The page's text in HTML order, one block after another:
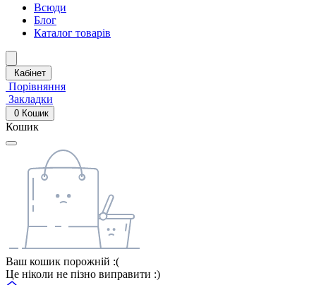
Всюди
Блог
Каталог товарів
Кабінет
Порівняння
Закладки
0 Кошик
Кошик
Ваш кошик порожній :(
Це ніколи не пізно виправити :)